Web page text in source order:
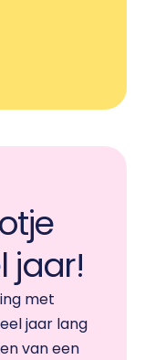
jaar!
met
jaar lang
van een